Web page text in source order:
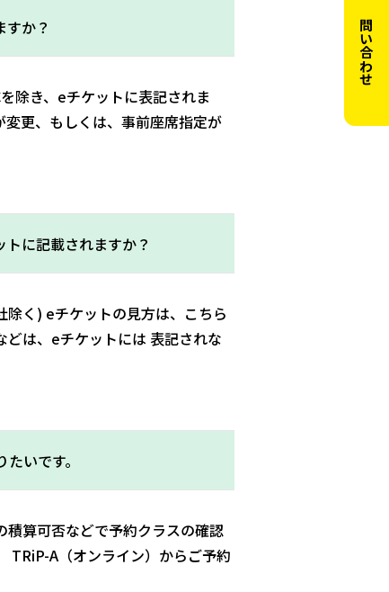
か？
除き、eチケットに表記されま
更、もしくは、事前座席指定が
に記載されますか？
く) eチケットの見方は、こちら
は、eチケットには 表記されな
いです。
算可否などで予約クラスの確認
TRiP-A（オンライン）からご予約
お問い合わせ